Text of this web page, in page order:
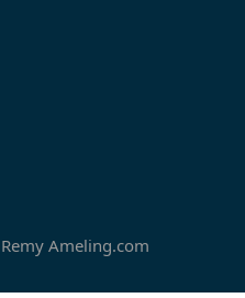
Remy Ameling.com